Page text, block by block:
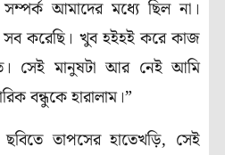
আমাদের মধ্যে ছিল না।
সব করেছি। খুব হইহই করে কাজ
সেই মানুষটা আর নেই আমি
বন্ধুকে হারালাম।”
ছবিতে তাপসের হাতেখড়ি, সেই